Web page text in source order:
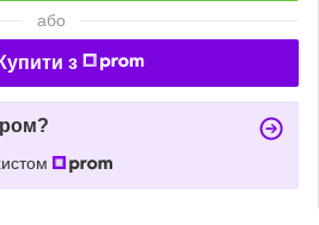
або
Купити з